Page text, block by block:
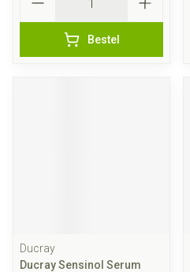
Bestel
Ducray
Ducray Sensinol Serum